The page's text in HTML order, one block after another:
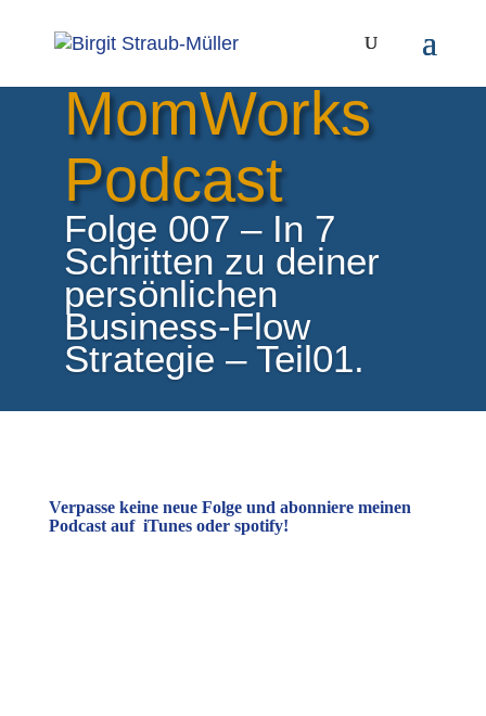
Der
MomWorks
Podcast
Folge 007 – In 7
Schritten zu deiner
persönlichen
Business-Flow
Strategie – Teil01.
Verpasse keine neue Folge und abonniere meinen
Podcast auf iTunes oder spotify!